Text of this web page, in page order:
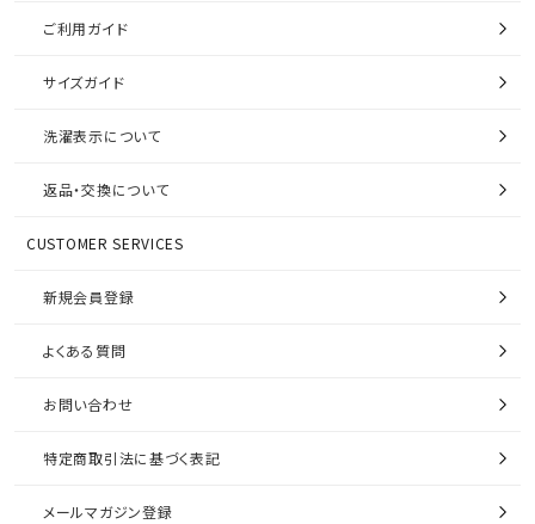
ご利用ガイド
サイズガイド
洗濯表示について
返品・交換について
CUSTOMER SERVICES
新規会員登録
よくある質問
お問い合わせ
特定商取引法に基づく表記
メールマガジン登録